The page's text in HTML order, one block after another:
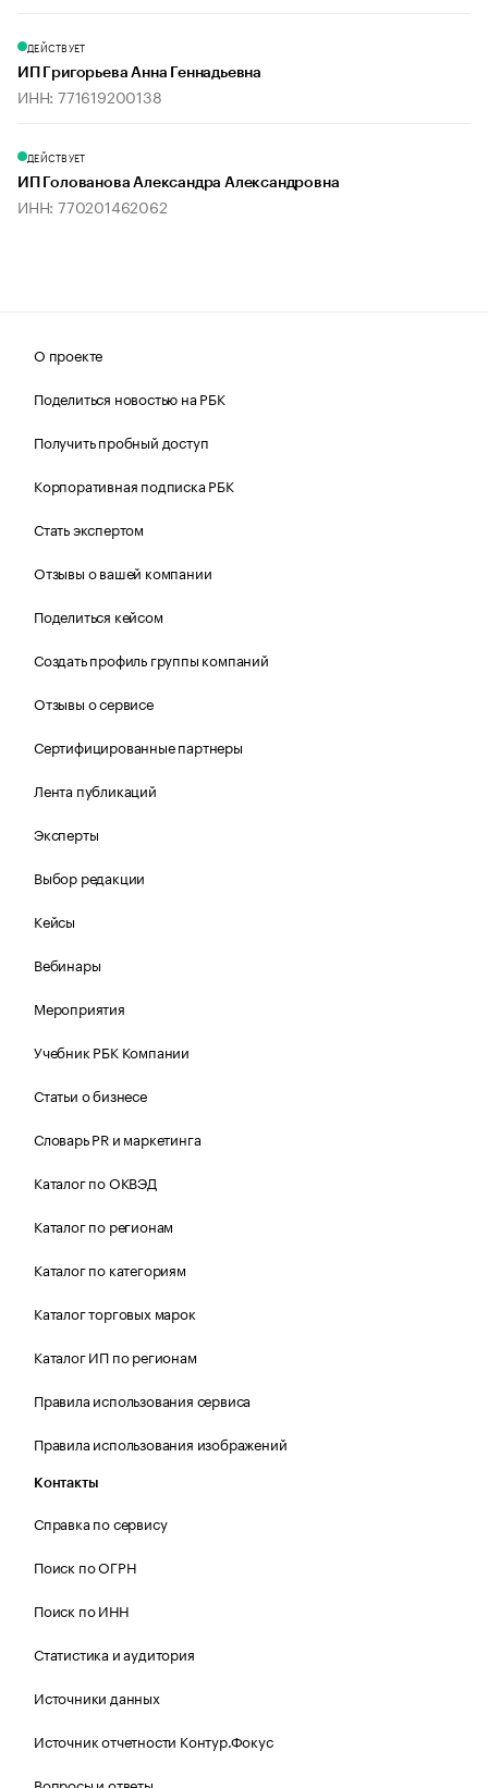
ДЕЙСТВУЕТ
ИП Григорьева Анна Геннадьевна
ИНН: 771619200138
ДЕЙСТВУЕТ
ИП Голованова Александра Александровна
ИНН: 770201462062
О проекте
Поделиться новостью на РБК
Получить пробный доступ
Корпоративная подписка РБК
Стать экспертом
Отзывы о вашей компании
Поделиться кейсом
Создать профиль группы компаний
Отзывы о сервисе
Сертифицированные партнеры
Лента публикаций
Эксперты
Выбор редакции
Кейсы
Вебинары
Мероприятия
Учебник РБК Компании
Статьи о бизнесе
Словарь PR и маркетинга
Каталог по ОКВЭД
Каталог по регионам
Каталог по категориям
Каталог торговых марок
Каталог ИП по регионам
Правила использования сервиса
Правила использования изображений
Контакты
Справка по сервису
Поиск по ОГРН
Поиск по ИНН
Статистика и аудитория
Источники данных
Источник отчетности Контур.Фокус